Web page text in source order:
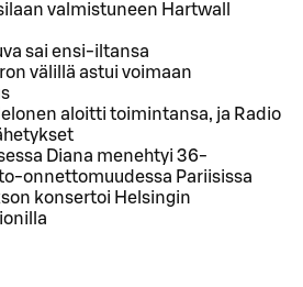
valmistuneen Hartwall
sai ensi-iltansa
välillä astui voimaan
aloitti toimintansa, ja Radio
Diana menehtyi 36-
onnettomuudessa Pariisissa
konsertoi Helsingin